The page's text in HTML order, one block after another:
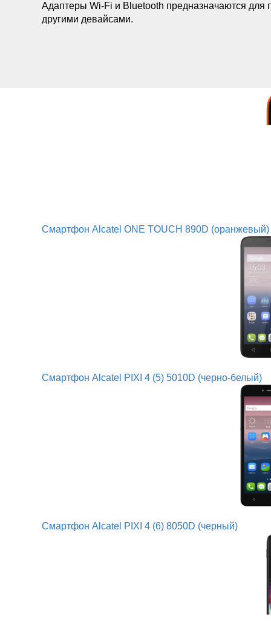
Адаптеры Wi-Fi и Bluetooth предназначаются для
другими девайсами.
Смартфон Alcatel ONE TOUCH 890D (оранжевый)
Смартфон Alcatel PIXI 4 (5) 5010D (черно-белый)
Смартфон Alcatel PIXI 4 (6) 8050D (черный)